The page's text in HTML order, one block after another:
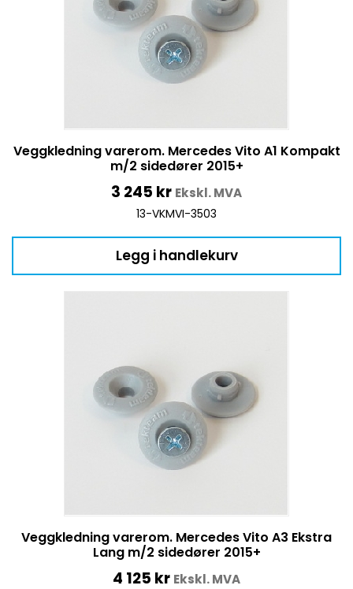
Veggkledning varerom. Mercedes Vito A1 Kompakt
m/2 sidedører 2015+
3 245 kr Ekskl. MVA
13-VKMVI-3503
Legg i handlekurv
Veggkledning varerom. Mercedes Vito A3 Ekstra
Lang m/2 sidedører 2015+
4 125 kr Ekskl. MVA